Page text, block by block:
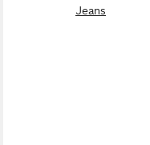
Jeans